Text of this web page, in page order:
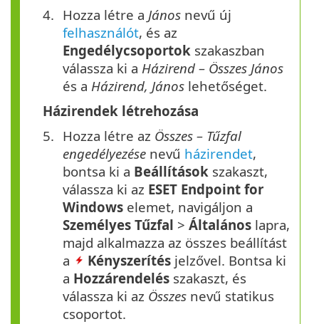
Hozza létre a János nevű új
felhasználót, és az
Engedélycsoportok szakaszban
válassza ki a Házirend – Összes János
és a Házirend, János lehetőséget.
Házirendek létrehozása
Hozza létre az Összes – Tűzfal
engedélyezése nevű házirendet,
bontsa ki a Beállítások szakaszt,
válassza ki az ESET Endpoint for
Windows elemet, navigáljon a
Személyes Tűzfal > Általános lapra,
majd alkalmazza az összes beállítást
a
Kényszerítés jelzővel. Bontsa ki
a Hozzárendelés szakaszt, és
válassza ki az Összes nevű statikus
csoportot.